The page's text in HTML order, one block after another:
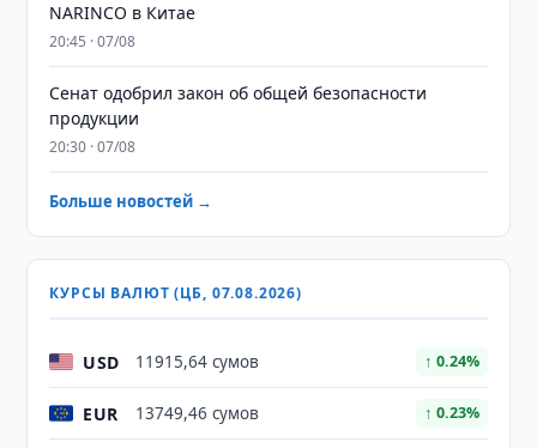
NARINCO в Китае
20:45 · 07/08
Сенат одобрил закон об общей безопасности
продукции
20:30 · 07/08
Больше новостей →
КУРСЫ ВАЛЮТ (ЦБ, 07.08.2026)
USD 11915,64 сумов ↑ 0.24%
EUR 13749,46 сумов ↑ 0.23%